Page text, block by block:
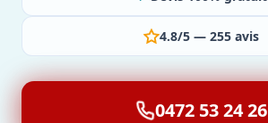
4.8/5 — 255 avis
0472 53 24 26